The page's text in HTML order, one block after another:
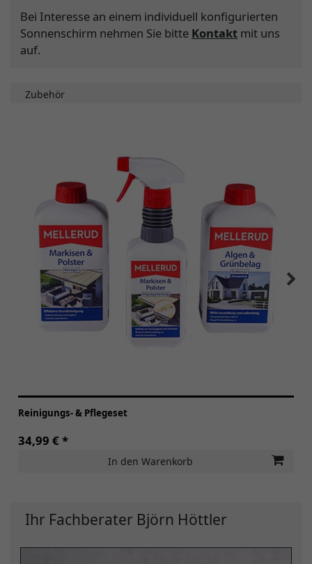
Bei Interesse an einem individuell konfigurierten
Sonnenschirm nehmen Sie bitte Kontakt mit uns
auf.
Zubehör
Reinigungs- & Pflegeset
34,99 € *
In den Warenkorb
Ihr Fachberater Björn Höttler